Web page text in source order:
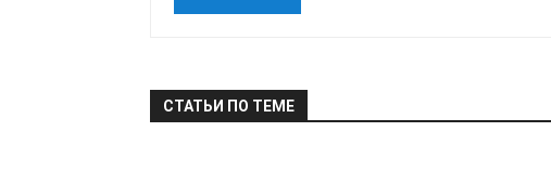
СТАТЬИ ПО ТЕМЕ